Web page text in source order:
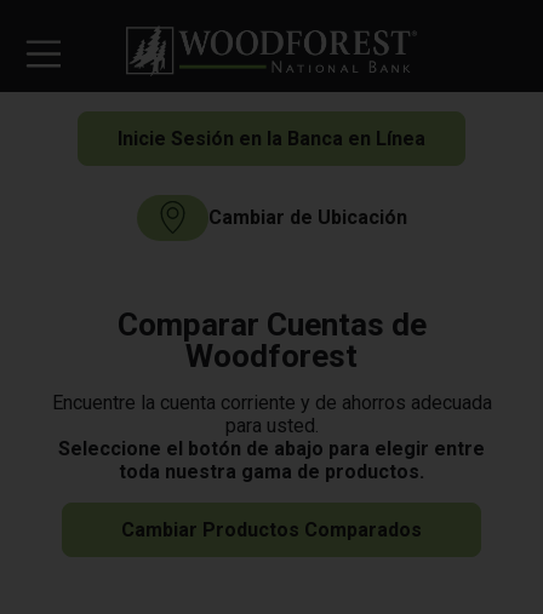
Inicie Sesión en la Banca en Línea
Cambiar de Ubicación
Comparar Cuentas de
Woodforest
Encuentre la cuenta corriente y de ahorros adecuada
para usted.
Seleccione el botón de abajo para elegir entre
toda nuestra gama de productos.
Cambiar Productos Comparados